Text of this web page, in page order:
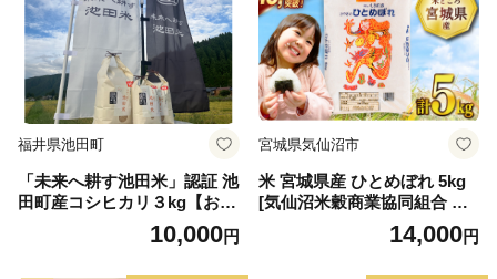
福井県池田町
「未来へ耕す池田米」認証 池
田町産コシヒカリ３kg【お1
人様につき３セットまで】
10,000円
宮城県気仙沼市
米 宮城県産 ひとめぼれ 5kg
[気仙沼米穀商業協同組合 宮
城県 気仙沼市 20565762] 一
等米 ブランド米 白米 精米 ご
14,000円